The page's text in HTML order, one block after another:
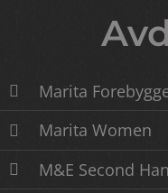
Marita
Marita Women
M&E Second